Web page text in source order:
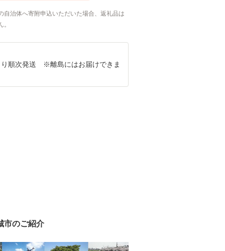
自治体へ寄附申込いただいた場合、返礼品は
り順次発送 ※離島にはお届けできま
市のご紹介